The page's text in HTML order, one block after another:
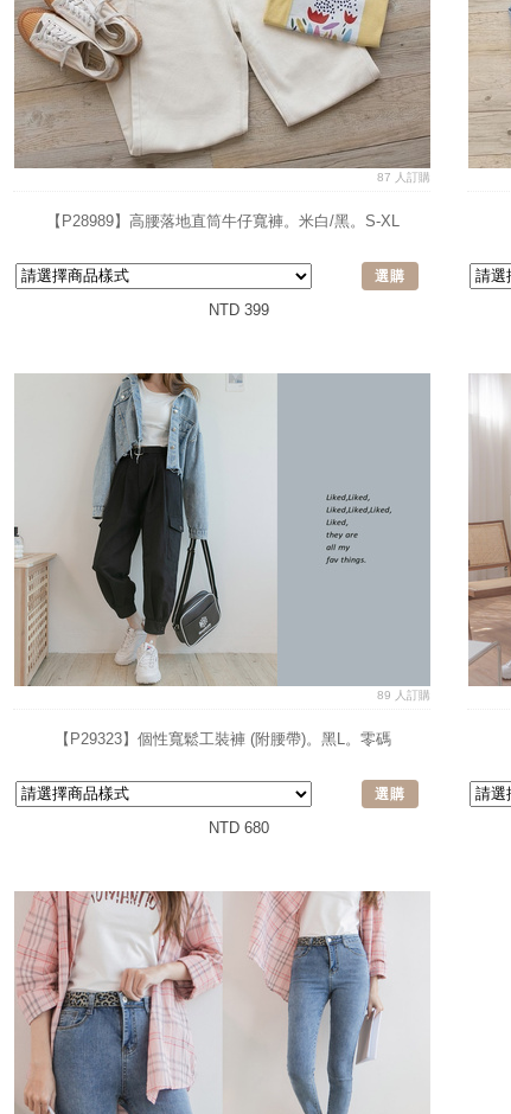
87 人訂購
【P28989】高腰落地直筒牛仔寬褲。米白/黑。S-XL
選購
NTD 399
89 人訂購
【P29323】個性寬鬆工裝褲 (附腰帶)。黑L。零碼
選購
NTD 680